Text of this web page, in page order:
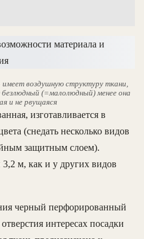
воздушную структуру ткани,
(=малолюдный) менее она
и не рвущаяся
изготавливается в
(снедать несколько видов
защитным слоем).
м, как и у других видов
черный перфорированный
интересах посадки